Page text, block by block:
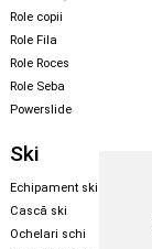
Role copii
Role Fila
Role Roces
Role Seba
Powerslide
Ski
Echipament ski
Cască ski
Ochelari schi